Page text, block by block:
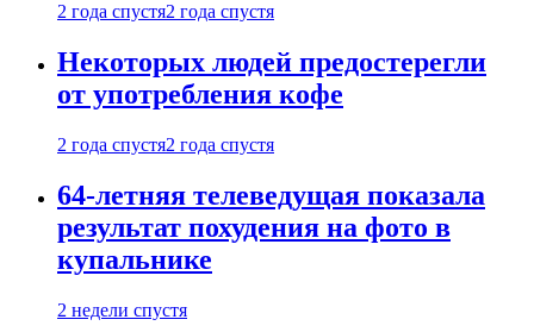
2 года спустя2 года спустя
Некоторых людей предостерегли
от употребления кофе
2 года спустя2 года спустя
64-летняя телеведущая показала
результат похудения на фото в
купальнике
2 недели спустя